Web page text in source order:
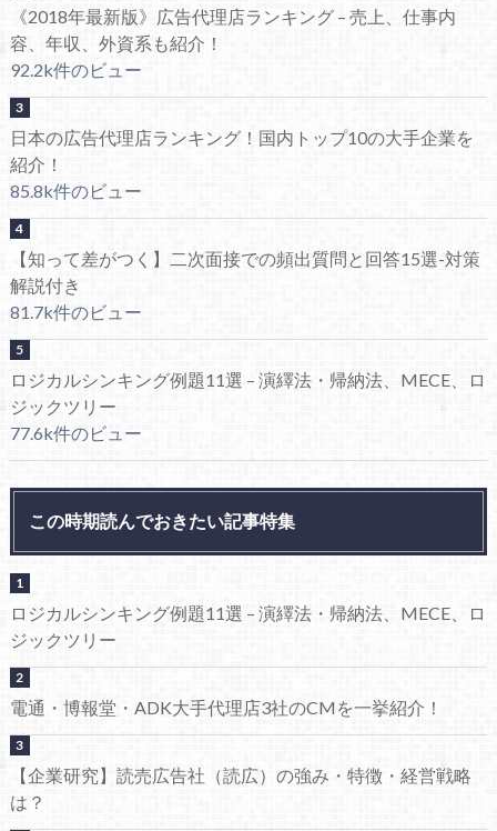
《2018年最新版》広告代理店ランキング – 売上、仕事内
容、年収、外資系も紹介！
92.2k件のビュー
日本の広告代理店ランキング！国内トップ10の大手企業を
紹介！
85.8k件のビュー
【知って差がつく】二次面接での頻出質問と回答15選-対策
解説付き
81.7k件のビュー
ロジカルシンキング例題11選 – 演繹法・帰納法、MECE、ロ
ジックツリー
77.6k件のビュー
この時期読んでおきたい記事特集
ロジカルシンキング例題11選 – 演繹法・帰納法、MECE、ロ
ジックツリー
電通・博報堂・ADK大手代理店3社のCMを一挙紹介！
【企業研究】読売広告社（読広）の強み・特徴・経営戦略
は？